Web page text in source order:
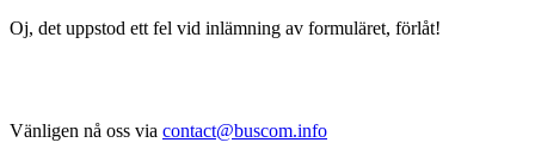
Oj, det uppstod ett fel vid inlämning av formuläret, förlåt!
Vänligen nå oss via contact@buscom.info